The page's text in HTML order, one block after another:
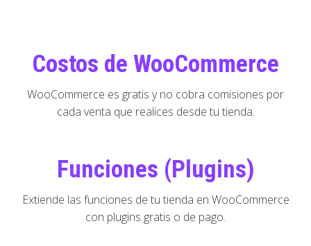
Costos de WooCommerce
WooCommerce es gratis y no cobra comisiones por
cada venta que realices desde tu tienda.
Funciones (Plugins)
Extiende las funciones de tu tienda en WooCommerce
con plugins gratis o de pago.